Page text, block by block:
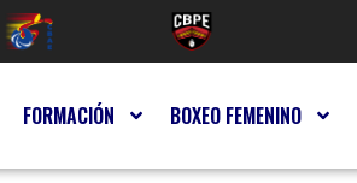
FORMACIÓN BOXEO FEMENINO